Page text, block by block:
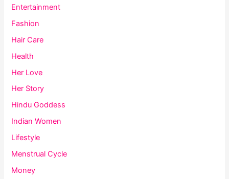
Entertainment
Fashion
Hair Care
Health
Her Love
Her Story
Hindu Goddess
Indian Women
Lifestyle
Menstrual Cycle
Money